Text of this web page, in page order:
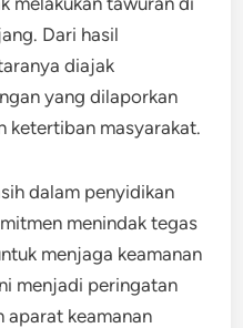
Dari hasil
diajak
yang dilaporkan
ketertiban masyarakat.
dalam penyidikan
menindak tegas
menjaga keamanan
menjadi peringatan
aparat keamanan